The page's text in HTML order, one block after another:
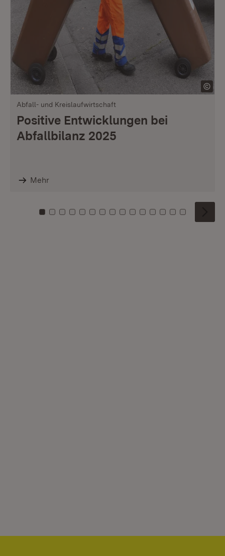
Abfall- und Kreislaufwirtschaft
Positive Entwicklungen bei
Abfallbilanz 2025
Mehr
Zu Kachel: 0
Zu Kachel: 1
Zu Kachel: 2
Zu Kachel: 3
Zu Kachel: 4
Zu Kachel: 5
Zu Kachel: 6
Zu Kachel: 7
Zu Kachel: 8
Zu Kachel: 9
Zu Kachel: 10
Zu Kachel: 11
Zu Kachel: 12
Zu Kachel:
Zu